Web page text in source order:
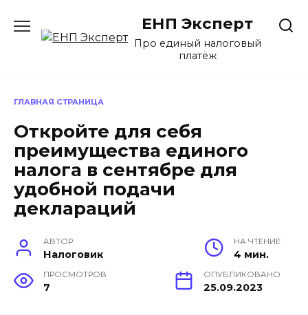
содержанию
ЕНП Эксперт
Про единый налоговый
платёж
ГЛАВНАЯ СТРАНИЦА
Откройте для себя
преимущества единого
налога в сентябре для
удобной подачи
деклараций
АВТОР
Налоговик
НА ЧТЕНИЕ
4 мин.
ПРОСМОТРОВ
7
ОПУБЛИКОВАНО
25.09.2023